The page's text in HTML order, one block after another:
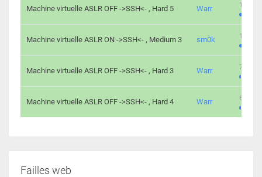
Machine virtuelle ASLR OFF ->SSH<- , Hard 5 Warr 115
Machine virtuelle ASLR ON ->SSH<- , Medium 3 sm0k 115
Machine virtuelle ASLR OFF ->SSH<- , Hard 3 Warr 76
Machine virtuelle ASLR OFF ->SSH<- , Hard 4 Warr 63
Failles web